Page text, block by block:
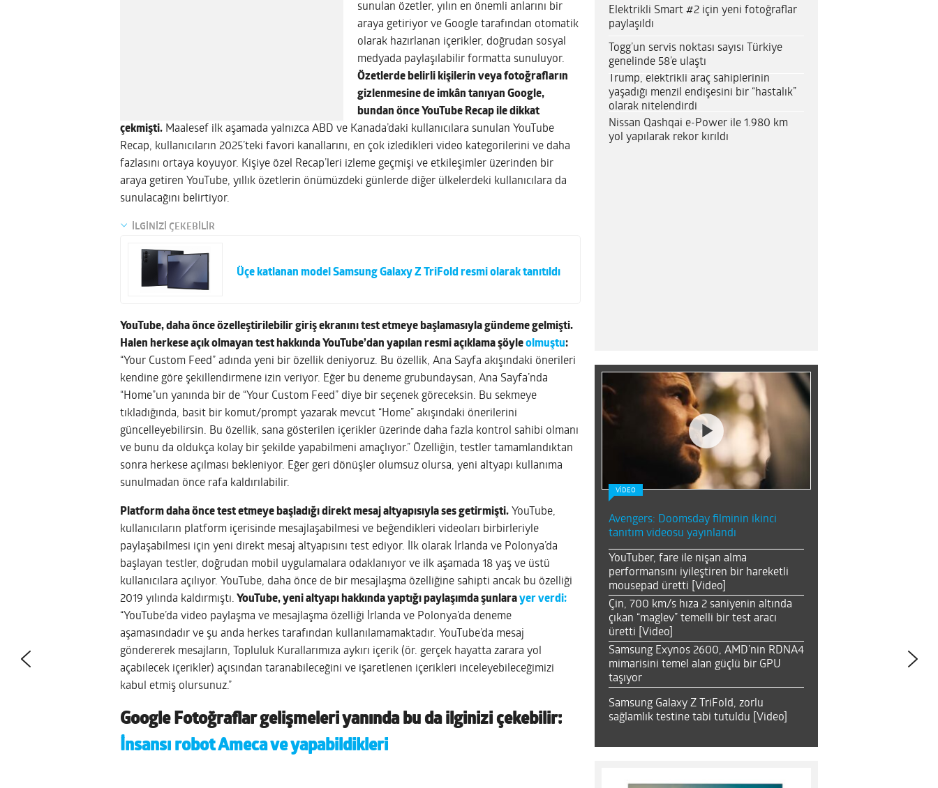
sunulan özetler, yılın en önemli anlarını bir
araya getiriyor ve Google tarafından otomatik
olarak hazırlanan içerikler, doğrudan sosyal
medyada paylaşılabilir formatta sunuluyor.
Özetlerde belirli kişilerin veya fotoğrafların
gizlenmesine de imkân tanıyan Google,
bundan önce YouTube Recap ile dikkat
çekmişti. Maalesef ilk aşamada yalnızca ABD ve Kanada’daki kullanıcılara sunulan YouTube
Recap, kullanıcıların 2025’teki favori kanallarını, en çok izledikleri video kategorilerini ve daha
fazlasını ortaya koyuyor. Kişiye özel Recap’leri izleme geçmişi ve etkileşimler üzerinden bir
araya getiren YouTube, yıllık özetlerin önümüzdeki günlerde diğer ülkelerdeki kullanıcılara da
sunulacağını belirtiyor.
İLGİNİZİ ÇEKEBİLİR
Üçe katlanan model Samsung Galaxy Z TriFold resmi olarak tanıtıldı
YouTube, daha önce özelleştirilebilir giriş ekranını test etmeye başlamasıyla gündeme gelmişti.
Halen herkese açık olmayan test hakkında YouTube’dan yapılan resmi açıklama şöyleolmuştu:
“Your Custom Feed” adında yeni bir özellik deniyoruz. Bu özellik, Ana Sayfa akışındaki önerileri
kendine göre şekillendirmene izin veriyor. Eğer bu deneme grubundaysan, Ana Sayfa’nda
“Home”un yanında bir de “Your Custom Feed” diye bir seçenek göreceksin. Bu sekmeye
tıkladığında, basit bir komut/prompt yazarak mevcut “Home” akışındaki önerilerini
güncelleyebilirsin. Bu özellik, sana gösterilen içerikler üzerinde daha fazla kontrol sahibi olmanı
ve bunu da oldukça kolay bir şekilde yapabilmeni amaçlıyor.” Özelliğin, testler tamamlandıktan
sonra herkese açılması bekleniyor. Eğer geri dönüşler olumsuz olursa, yeni altyapı kullanıma
sunulmadan önce rafa kaldırılabilir.
Platform daha önce test etmeye başladığı direkt mesaj altyapısıyla ses getirmişti. YouTube,
kullanıcıların platform içerisinde mesajlaşabilmesi ve beğendikleri videoları birbirleriyle
paylaşabilmesi için yeni direkt mesaj altyapısını test ediyor. İlk olarak İrlanda ve Polonya’da
başlayan testler, doğrudan mobil uygulamalara odaklanıyor ve ilk aşamada 18 yaş ve üstü
kullanıcılara açılıyor. YouTube, daha önce de bir mesajlaşma özelliğine sahipti ancak bu özelliği
2019 yılında kaldırmıştı. YouTube, yeni altyapı hakkında yaptığı paylaşımda şunlarayer verdi:
“YouTube’da video paylaşma ve mesajlaşma özelliği İrlanda ve Polonya’da deneme
aşamasındadır ve şu anda herkes tarafından kullanılamamaktadır. YouTube’da mesaj
göndererek mesajların, Topluluk Kurallarımıza aykırı içerik (ör. gerçek hayatta zarara yol
açabilecek içerikler) açısından taranabileceğini ve işaretlenen içerikleri inceleyebileceğimizi
kabul etmiş olursunuz.”
Google Fotoğraflar gelişmeleri yanında bu da ilginizi çekebilir:
İnsansı robot Ameca ve yapabildikleri
Elektrikli Smart #2 için yeni fotoğraflar
paylaşıldı
Togg’un servis noktası sayısı Türkiye
genelinde 58’e ulaştı
Trump, elektrikli araç sahiplerinin
yaşadığı menzil endişesini bir “hastalık”
olarak nitelendirdi
Nissan Qashqai e-Power ile 1.980 km
yol yapılarak rekor kırıldı
VİDEO
Avengers: Doomsday filminin ikinci
tanıtım videosu yayınlandı
YouTuber, fare ile nişan alma
performansını iyileştiren bir hareketli
mousepad üretti [Video]
Çin, 700 km/s hıza 2 saniyenin altında
çıkan “maglev” temelli bir test aracı
üretti [Video]
Samsung Exynos 2600, AMD’nin RDNA4
mimarisini temel alan güçlü bir GPU
taşıyor
Samsung Galaxy Z TriFold, zorlu
sağlamlık testine tabi tutuldu [Video]